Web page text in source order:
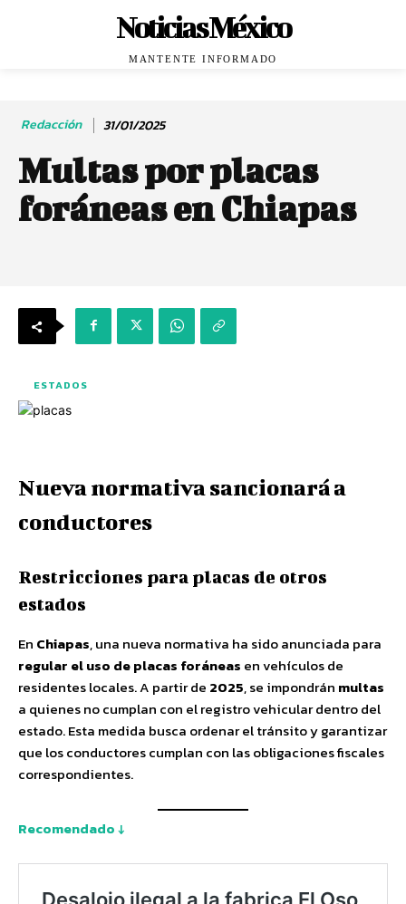
Noticias México
MANTENTE INFORMADO
Redacción 31/01/2025
Multas por placas
foráneas en Chiapas
ESTADOS
Nueva normativa sancionará a
conductores
Restricciones para placas de otros
estados
En Chiapas, una nueva normativa ha sido anunciada para
regular el uso de placas foráneas en vehículos de
residentes locales. A partir de 2025, se impondrán multas
a quienes no cumplan con el registro vehicular dentro del
estado. Esta medida busca ordenar el tránsito y garantizar
que los conductores cumplan con las obligaciones fiscales
correspondientes.
Recomendado ↓